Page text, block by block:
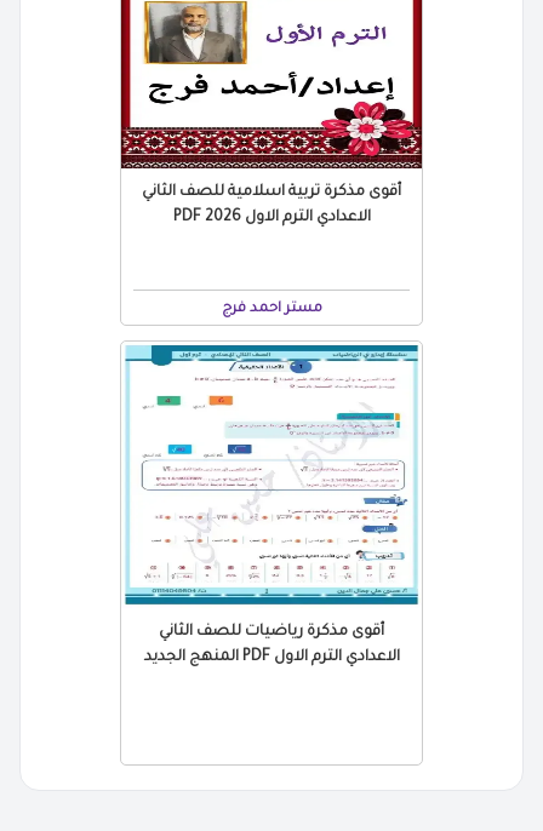
أقوى مذكرة تربية اسلامية للصف الثاني
الاعدادي الترم الاول 2026 PDF
مستر احمد فرج
أقوى مذكرة رياضيات للصف الثاني
الاعدادي الترم الاول PDF المنهج الجديد